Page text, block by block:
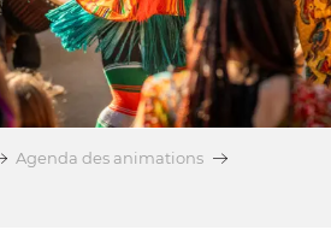
Agenda des animations